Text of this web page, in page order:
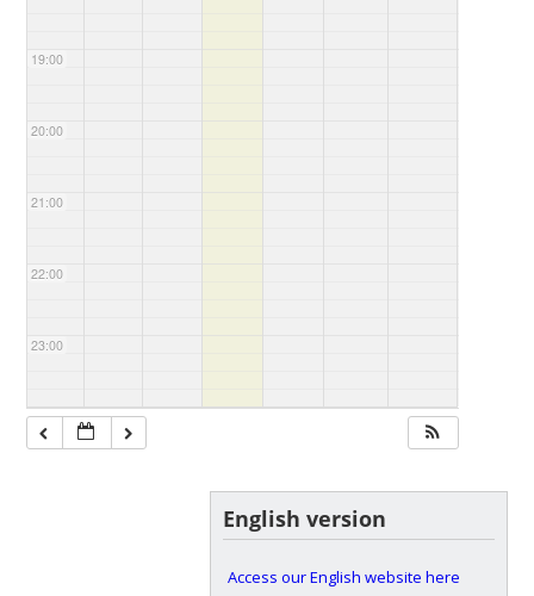
19:00
20:00
21:00
22:00
23:00
English version
Access our English website here